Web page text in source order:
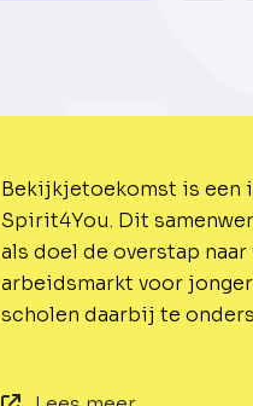
Bekijkjetoekomst is een
Spirit4You. Dit
als doel de overstap
arbeidsmarkt voor
scholen daarbij te